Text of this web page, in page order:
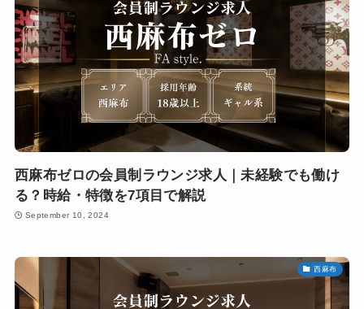
西麻布ゼロの会員制ラウンジ求人｜未経験でも働け
る？時給・特徴を7項目で解説
September 10, 2024
西麻布